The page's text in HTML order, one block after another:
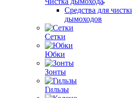
Средства для
дымоходов
Сетки
Юбки
Зонты
Гильзы